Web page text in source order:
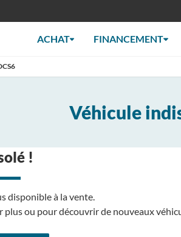
ACHAT FINANCEMENT
Véhicule
!
disponible à la vente.
ou pour découvrir de nouveaux